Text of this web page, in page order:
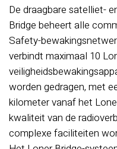
De draagbare satelliet-
Bridge beheert alle
Safety-
verbindt maximaal 10
worden gedragen, met
kilometer vanaf het
kwaliteit van de
complexe faciliteiten